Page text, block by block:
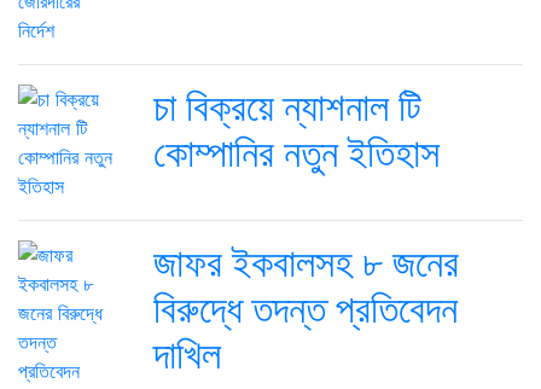
চা বিক্রয়ে ন্যাশনাল টি
কোম্পানির নতুন ইতিহাস
জাফর ইকবালসহ ৮ জনের
বিরুদ্ধে তদন্ত প্রতিবেদন
দাখিল